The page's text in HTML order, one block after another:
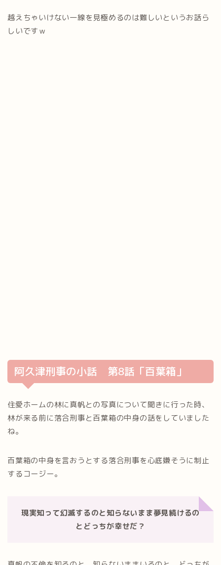
越えちゃいけない一線を見極めるのは難しいというお話ら
しいですｗ
阿久津刑事の小話 第8話「百葉箱」
住愛ホームの林に真帆との写真について聞きに行った時、
林が来る前に落合刑事と百葉箱の中身の話をしていました
ね。
百葉箱の中身を言おうとする落合刑事を心底嫌そうに制止
するコージー。
現実知って幻滅するのと知らないまま夢見続けるの
とどっちが幸せだ？